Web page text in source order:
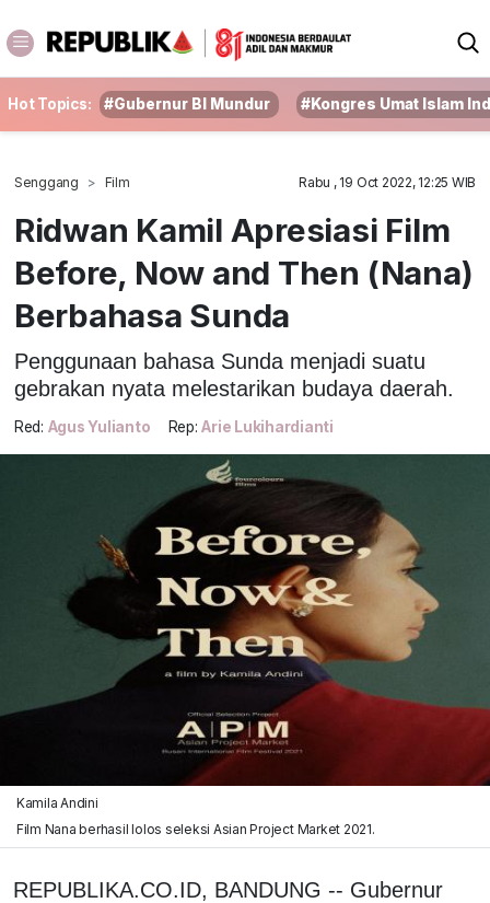
Hot Topics: #Gubernur BI Mundur #Kongres Umat Islam
Senggang Film Rabu , 19 Oct 2022, 12:25 WIB
Ridwan Kamil Apresiasi Film
Before, Now and Then (Nana)
Berbahasa Sunda
Penggunaan bahasa Sunda menjadi suatu
gebrakan nyata melestarikan budaya daerah.
Red: Agus Yulianto Rep: Arie Lukihardianti
Kamila Andini
Film Nana berhasil lolos seleksi Asian Project Market 2021.
REPUBLIKA.CO.ID, BANDUNG -- Gubernur